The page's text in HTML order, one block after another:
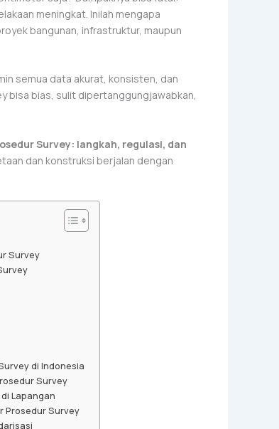
meningkat. Inilah mengapa
bangunan, infrastruktur, maupun
semua data akurat, konsisten, dan
bisa bias, sulit dipertanggungjawabkan,
Survey: langkah, regulasi, dan
dan konstruksi berjalan dengan
Survey
di Indonesia
Survey
Lapangan
Prosedur Survey